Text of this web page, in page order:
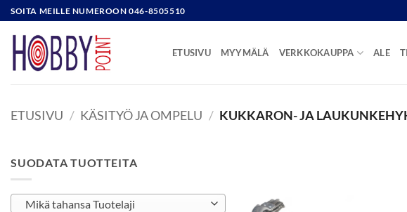
Skip
to
content
SOITA MEILLE NUMEROON 046-8505510
ETUSIVU MYYMÄLÄ VERKKOKAUPPA ALE
ETUSIVU / KÄSITYÖ JA OMPELU / KUKKARON- JA
SUODATA TUOTTEITA
Mikä tahansa Tuotelaji